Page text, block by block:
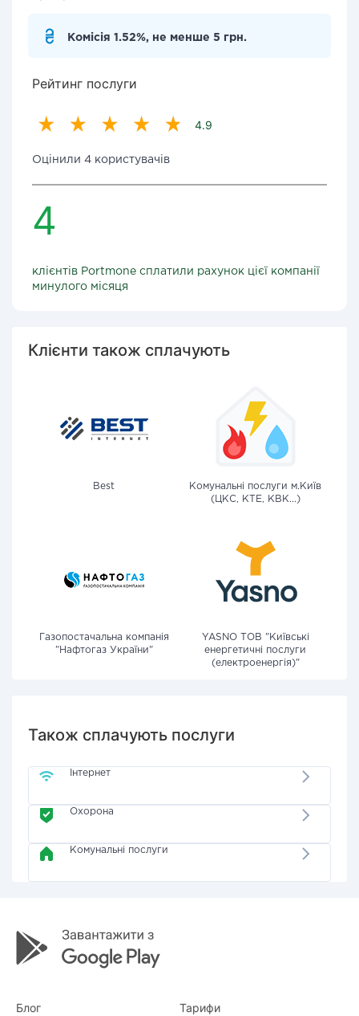
Комісія 1.52%, не менше 5 грн.
Рейтинг послуги
4.9
Оцінили 4 користувачів
4
клієнтів Portmone сплатили рахунок цієї компанії
минулого місяця
Клієнти також сплачують
Best
Комунальні послуги м.Київ
(ЦКС, КТЕ, КВК...)
Газопостачальна компанія
"Нафтогаз України"
YASNO ТОВ "Київські
енергетичні послуги
(електроенергія)"
Також сплачують послуги
Інтернет
Охорона
Комунальні послуги
Блог Тарифи